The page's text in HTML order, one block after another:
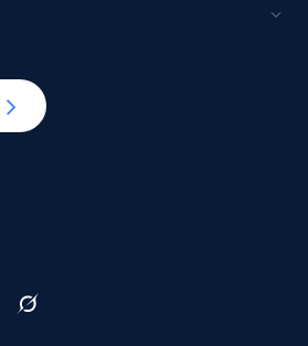
- Discover products by
URL
Initial price, Final